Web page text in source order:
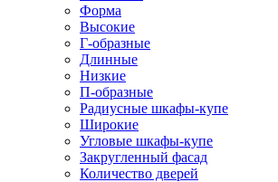
Форма
Высокие
Г-образные
Длинные
Низкие
П-образные
Радиусные шкафы-купе
Широкие
Угловые шкафы-купе
Закругленный фасад
Количество дверей